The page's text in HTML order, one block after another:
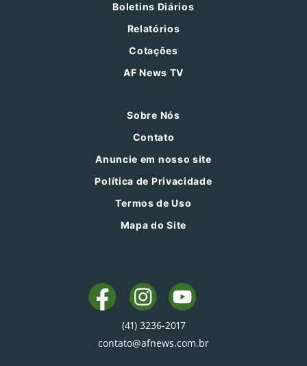
Boletins Diários
Relatórios
Cotações
AF News TV
Sobre Nós
Contato
Anuncie em nosso site
Política de Privacidade
Termos de Uso
Mapa do Site
(41) 3236-2017
contato@afnews.com.br